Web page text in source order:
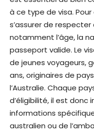
à ce type de visa. Pour
s’assurer de
notamment l’âge, la
passeport valide. Le
de jeunes voyageurs,
ans, originaires de
l’Australie. Chaque
d’éligibilité, il est
informations
australien ou de